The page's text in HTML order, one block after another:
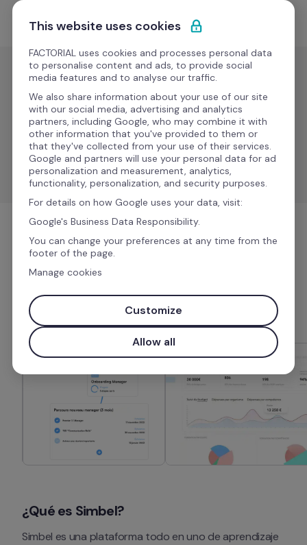
Ir al contenido
Empieza gratis
Learning
Simbel
Simplifica la sincronización de datos de empleados
entre Factorial y Simbel.
Learning
Más información
¿Qué es Simbel?
Simbel es una plataforma todo en uno de aprendizaje
This website uses cookies
FACTORIAL uses cookies and processes personal data
to personalise content and ads, to provide social
media features and to analyse our traffic.
We also share information about your use of our site
with our social media, advertising and analytics
partners, including Google, who may combine it with
other information that you've provided to them or
that they've collected from your use of their services.
Google and partners will use your personal data for ad
personalization and measurement, analytics,
functionality, personalization, and security purposes.
For details on how Google uses your data, visit:
Google's Business Data Responsibility.
You can change your preferences at any time from the
footer of the page.
Manage cookies
Customize
Allow all